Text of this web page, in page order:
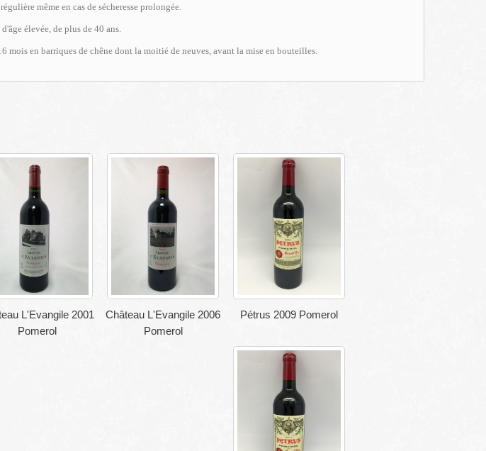
même en cas de sécheresse prolongée.
élevée, de plus de 40 ans.
mois en barriques de chêne dont la moitié de neuves, avant la mise en bouteilles.
L'Evangile 2001
Pomerol
Château L'Evangile 2006
Pomerol
Pétrus 2009 Pomerol